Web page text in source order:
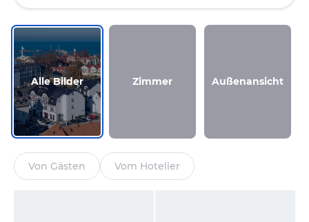
Alle Bilder Zimmer Außenansicht
Von Gästen Vom Hotelier